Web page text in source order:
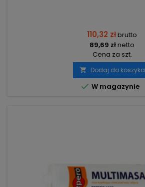
110,32 złbrutto
89,69 złnetto
Cena za szt.
 Dodaj do koszyka
 W magazynie